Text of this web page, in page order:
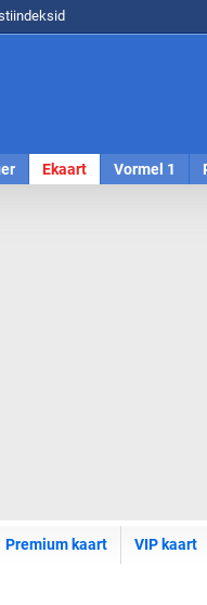
Ekaart Vormel 1
Premium kaart VIP kaart